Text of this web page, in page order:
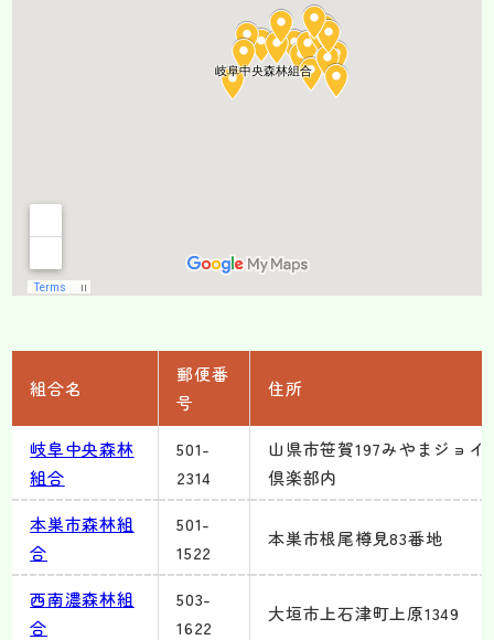
組合名
郵便番
号
住所
岐阜中央森林
組合
501-
2314
山県市笹賀197みやまジョイ
倶楽部内
本巣市森林組
合
501-
1522
本巣市根尾樽見83番地
西南濃森林組
合
503-
1622
大垣市上石津町上原1349